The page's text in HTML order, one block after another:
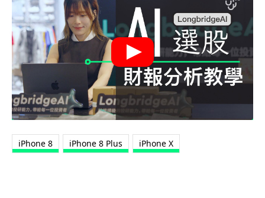
iPhone 8 iPhone 8 Plus iPhone X